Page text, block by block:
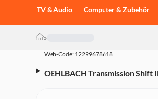
TV & Audio Computer & Zubehör
»
Web-Code: 12299678618
OEHLBACH Transmission